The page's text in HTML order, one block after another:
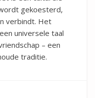
gekoesterd,
verbindt. Het
universele taal
– een
traditie.